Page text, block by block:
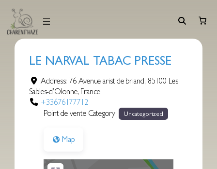
contenu
LE NARVAL TABAC PRESSE
Address:76 Avenue aristide briand, 85100 Les
Sables-d’Olonne, France
+33676177712
Point de vente Category:
Uncategorized
Map